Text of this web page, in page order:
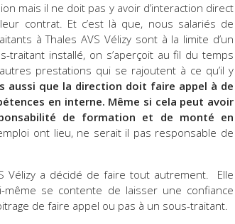
mais il ne doit pas y avoir d’interaction direct
contrat. Et c’est là que, nous salariés de
à Thales AVS Vélizy sont à la limite d’un
traitant installé, on s’aperçoit au fil du temps
prestations qui se rajoutent à ce qu’il y
aussi que la direction doit faire appel à de
en interne. Même si cela peut avoir
de formation et de monté en
ont lieu, ne serait il pas responsable de
Vélizy a décidé de faire tout autrement. Elle
se contente de laisser une confiance
de faire appel ou pas à un sous-traitant.